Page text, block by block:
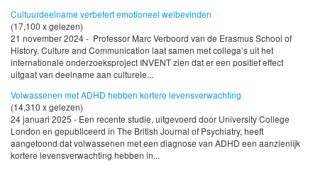
Cultuurdeelname verbetert emotioneel welbevinden
(17,100 x gelezen)
21 november 2024 - Professor Marc Verboord van de Erasmus School of
History, Culture and Communication laat samen met collega’s uit het
internationale onderzoeksproject INVENT zien dat er een positief effect
uitgaat van deelname aan culturele...
Volwassenen met ADHD hebben kortere levensverwachting
(14,310 x gelezen)
24 januari 2025 - Een recente studie, uitgevoerd door University College
London en gepubliceerd in The British Journal of Psychiatry, heeft
aangetoond dat volwassenen met een diagnose van ADHD een aanzienlijk
kortere levensverwachting hebben in...